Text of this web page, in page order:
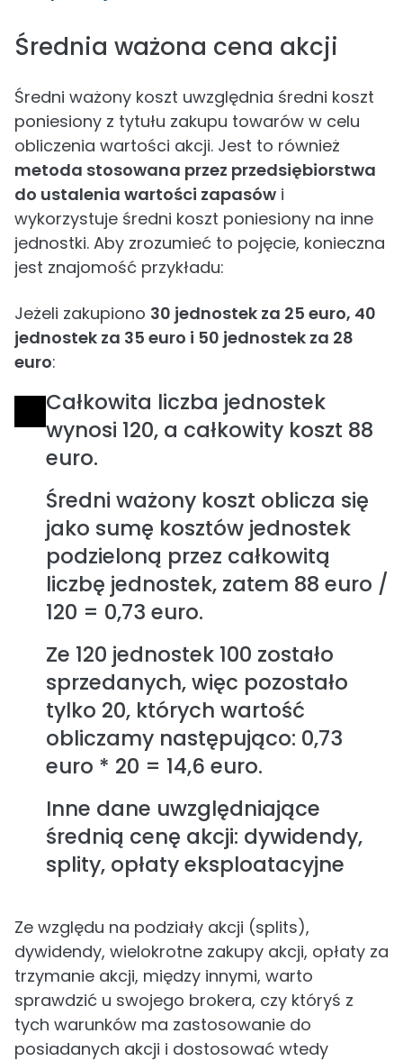
Średnia ważona cena akcji
Średni ważony koszt uwzględnia średni koszt
poniesiony z tytułu zakupu towarów w celu
obliczenia wartości akcji. Jest to również
metoda stosowana przez przedsiębiorstwa
do ustalenia wartości zapasów i
wykorzystuje średni koszt poniesiony na inne
jednostki. Aby zrozumieć to pojęcie, konieczna
jest znajomość przykładu:
Jeżeli zakupiono 30 jednostek za 25 euro, 40
jednostek za 35 euro i 50 jednostek za 28
euro:
Całkowita liczba jednostek
wynosi 120, a całkowity koszt 88
euro.
Średni ważony koszt oblicza się
jako sumę kosztów jednostek
podzieloną przez całkowitą
liczbę jednostek, zatem 88 euro /
120 = 0,73 euro.
Ze 120 jednostek 100 zostało
sprzedanych, więc pozostało
tylko 20, których wartość
obliczamy następująco: 0,73
euro * 20 = 14,6 euro.
Inne dane uwzględniające
średnią cenę akcji: dywidendy,
splity, opłaty eksploatacyjne
Ze względu na podziały akcji (splits),
dywidendy, wielokrotne zakupy akcji, opłaty za
trzymanie akcji, między innymi, warto
sprawdzić u swojego brokera, czy któryś z
tych warunków ma zastosowanie do
posiadanych akcji i dostosować wtedy